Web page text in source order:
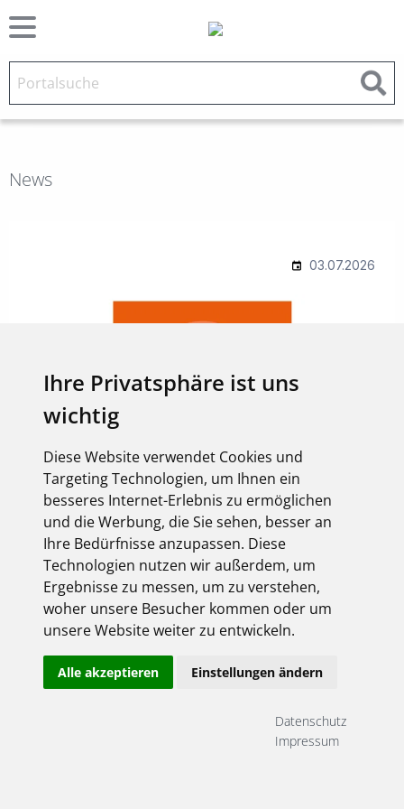
Ihre Privatsphäre ist uns
wichtig
Diese Website verwendet Cookies und
Targeting Technologien, um Ihnen ein
besseres Internet-Erlebnis zu ermöglichen
und die Werbung, die Sie sehen, besser an
Ihre Bedürfnisse anzupassen. Diese
Technologien nutzen wir außerdem, um
Ergebnisse zu messen, um zu verstehen,
woher unsere Besucher kommen oder um
unsere Website weiter zu entwickeln.
Alle akzeptieren Einstellungen ändern
Datenschutz
Impressum
News